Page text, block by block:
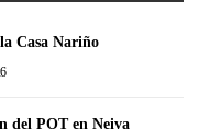
Casa Nariño
del POT en Neiva